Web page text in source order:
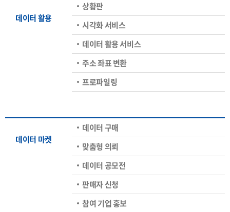
데이터 활용
상황판
시각화 서비스
데이터 활용 서비스
주소 좌표 변환
프로파일링
데이터 마켓
데이터 구매
맞춤형 의뢰
데이터 공모전
판매자 신청
참여 기업 홍보